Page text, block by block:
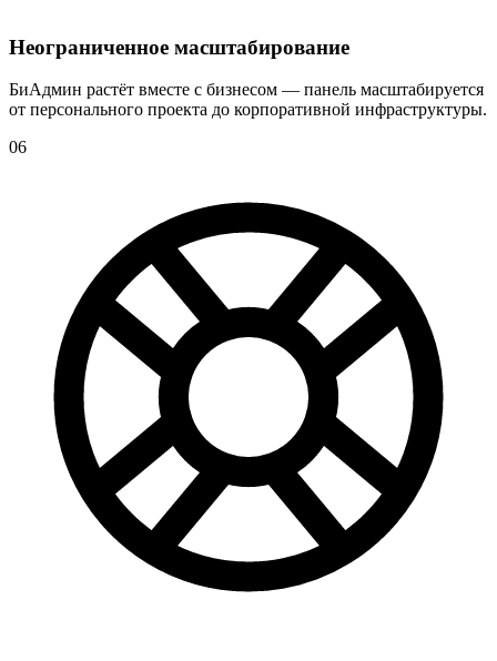
Неограниченное масштабирование
БиАдмин растёт вместе с бизнесом — панель масштабируется
от персонального проекта до корпоративной инфраструктуры.
06